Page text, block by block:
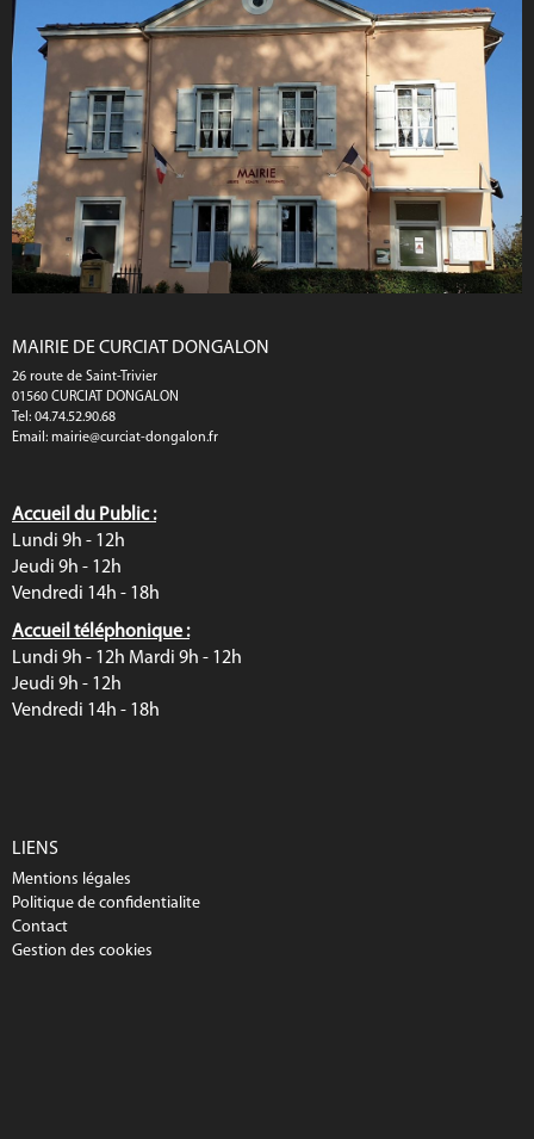
MAIRIE DE CURCIAT DONGALON
26 route de Saint-Trivier
01560 CURCIAT DONGALON
Tel: 04.74.52.90.68
Email: mairie@curciat-dongalon.fr
Accueil du Public :
Lundi 9h - 12h
Jeudi 9h - 12h
Vendredi 14h - 18h
Accueil téléphonique :
Lundi 9h - 12h Mardi 9h - 12h
Jeudi 9h - 12h
Vendredi 14h - 18h
LIENS
Mentions légales
Politique de confidentialite
Contact
Gestion des cookies